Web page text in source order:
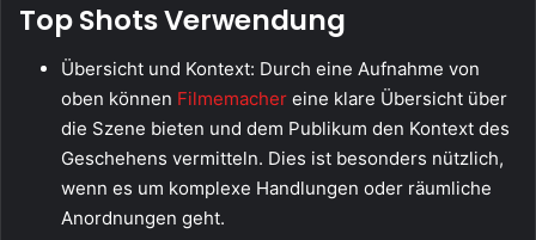
Top Shots Verwendung
Übersicht und Kontext: Durch eine Aufnahme von
oben können Filmemacher eine klare Übersicht über
die Szene bieten und dem Publikum den Kontext des
Geschehens vermitteln. Dies ist besonders nützlich,
wenn es um komplexe Handlungen oder räumliche
Anordnungen geht.